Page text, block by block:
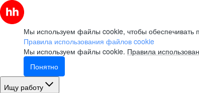
Мы используем файлы cookie, чтобы обеспечивать
Правила использования файлов cookie
Мы используем файлы cookie. Правила
Понятно
Ищу работу